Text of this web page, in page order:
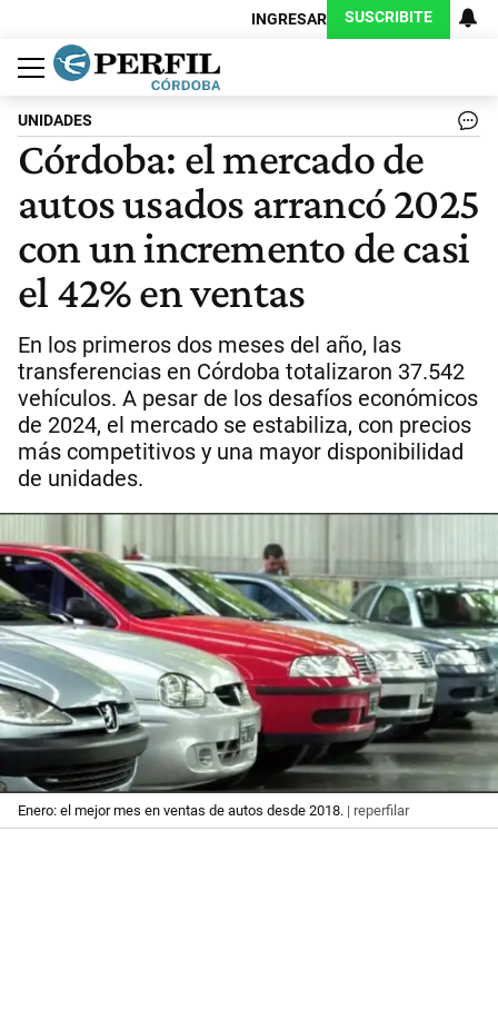
INGRESAR SUSCRIBITE
Política
Economía
Judiciales
Sociedad
Cultura
Espectáculos
Deportes
Protagonistas
UNIDADES
Córdoba: el mercado de
autos usados arrancó 2025
con un incremento de casi
el 42% en ventas
En los primeros dos meses del año, las
transferencias en Córdoba totalizaron 37.542
vehículos. A pesar de los desafíos económicos
de 2024, el mercado se estabiliza, con precios
más competitivos y una mayor disponibilidad
de unidades.
Enero: el mejor mes en ventas de autos desde 2018. | reperfilar